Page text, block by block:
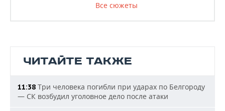
Все сюжеты
ЧИТАЙТЕ ТАКЖЕ
11:38 Три человека погибли при ударах по Белгороду
— СК возбудил уголовное дело после атаки